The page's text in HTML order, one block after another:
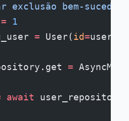
exclusão bem-
= 1
= User(id=
=
await